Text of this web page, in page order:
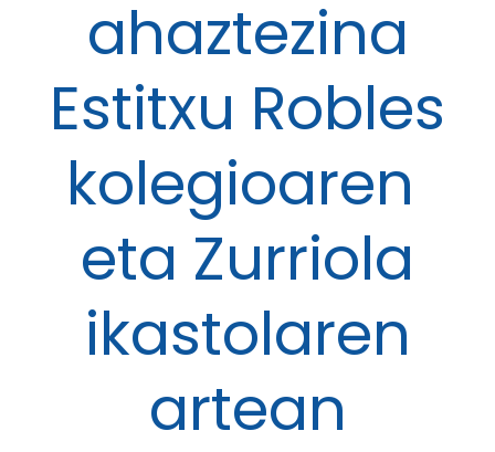
ahaztezina
Estitxu Robles
kolegioaren
eta Zurriola
ikastolaren
artean